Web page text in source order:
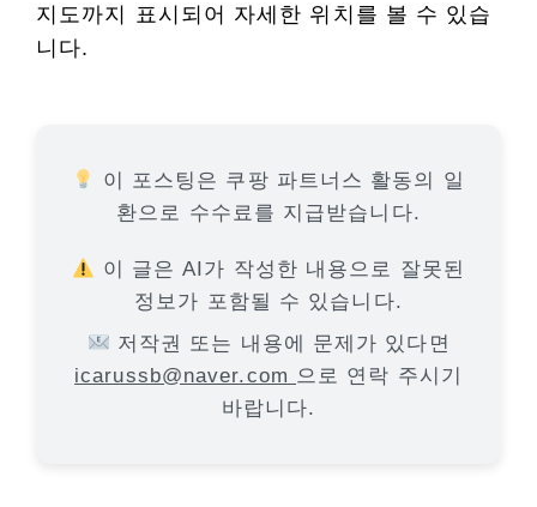
지도까지 표시되어 자세한 위치를 볼 수 있습
니다.
이 포스팅은 쿠팡 파트너스 활동의 일
환으로 수수료를 지급받습니다.
이 글은 AI가 작성한 내용으로 잘못된
정보가 포함될 수 있습니다.
저작권 또는 내용에 문제가 있다면
icarussb@naver.com 으로 연락 주시기
바랍니다.